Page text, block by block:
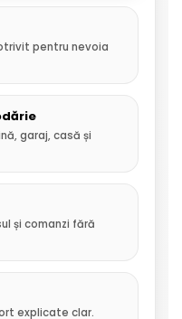
pentru nevoia
garaj, casă și
și comanzi fără
explicate clar.